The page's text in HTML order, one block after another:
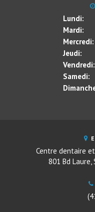
Lundi:
Mardi:
Mercredi:
Jeudi:
Vendredi:
Samedi:
Centre dentaire
801 Bd Laure